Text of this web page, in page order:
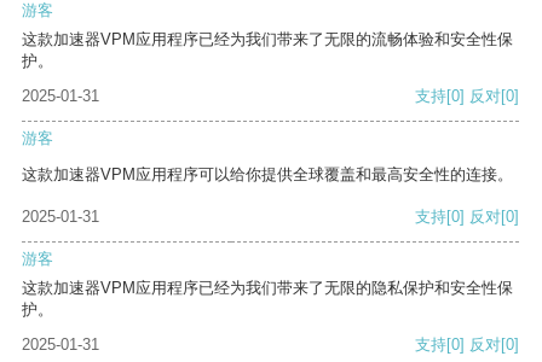
游客
这款加速器VPM应用程序已经为我们带来了无限的流畅体验和安全性保
护。
2025-01-31
支持[0] 反对[0]
游客
这款加速器VPM应用程序可以给你提供全球覆盖和最高安全性的连接。
2025-01-31 支持[0] 反对[0]
游客
这款加速器VPM应用程序已经为我们带来了无限的隐私保护和安全性保
护。
2025-01-31
支持[0] 反对[0]